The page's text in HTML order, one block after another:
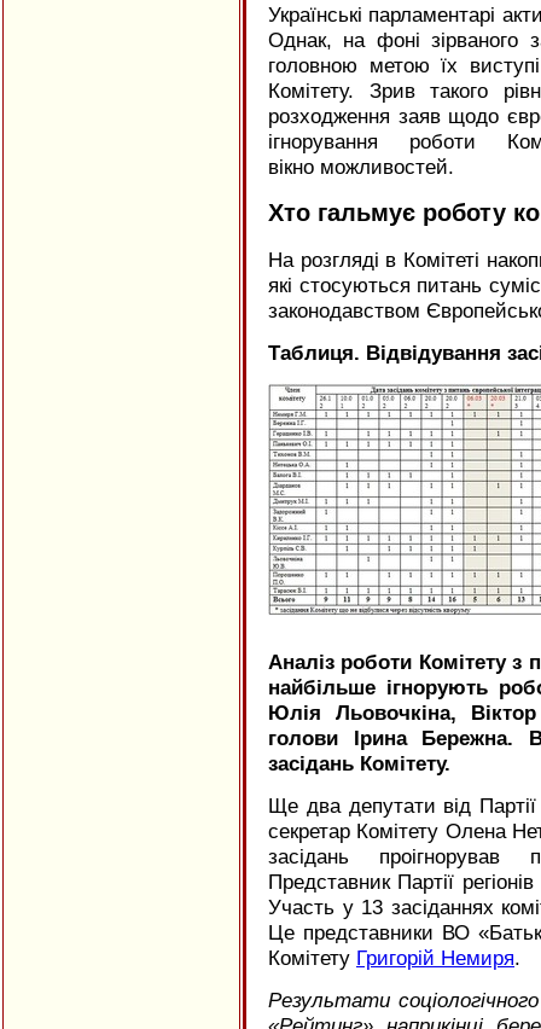
Українські парламентарі
Однак, на фоні зірваного
головною метою їх
Комітету. Зрив такого
розходження заяв щодо
ігнорування роботи
вікно можливостей.
Хто гальмує роботу
На розгляді в Комітеті
які стосуються питань
законодавством
Таблиця. Відвідування
Аналіз роботи Комітету з
найбільше ігнорують
Юлія Льовочкіна,
голови Ірина Бережна.
засідань Комітету.
Ще два депутати від
секретар Комітету Олена
засідань проігнорував
Представник Партії
Участь у 13 засіданнях
Це представники ВО
Комітету Григорій Немиря.
Результати